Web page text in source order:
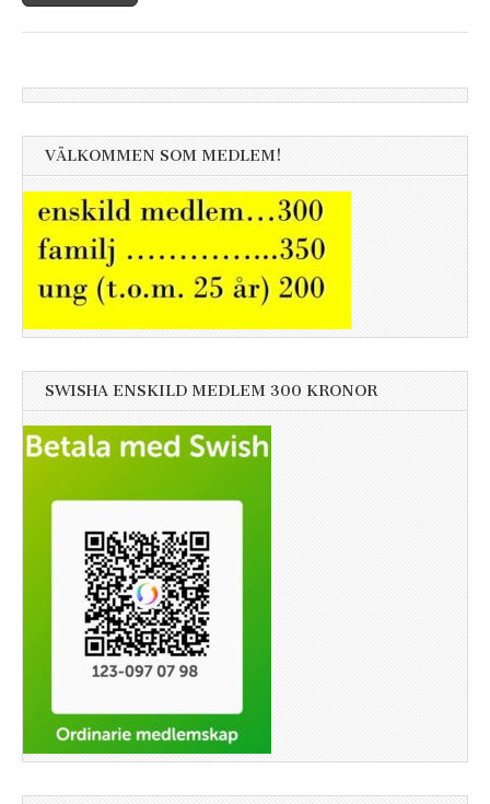
VÄLKOMMEN SOM MEDLEM!
SWISHA ENSKILD MEDLEM 300 KRONOR